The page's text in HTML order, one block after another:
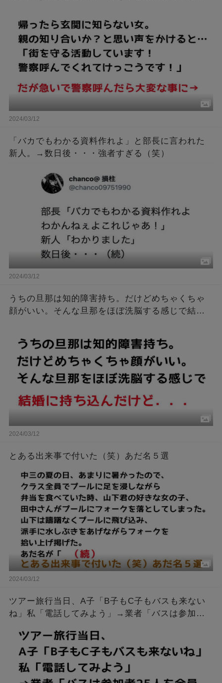
で警察呼んだら大変な事に→
2024/03/12
「バカでもわかる資料作れよ」と部長に言われた
新人。→数日後・・・強者すぎる（笑）
2024/03/12
うちの旦那は知的障害持ち。だけどめちゃくちゃ
顔がいい。そんな旦那をほぼ洗脳する感じで結婚
2024/03/12
とある出来事で付いた（笑）あだ名５選
2024/03/12
ツアー旅行当日、A子「B子もC子もバスも来ない
ね」私「電話してみよう」→業者「バスは参加者